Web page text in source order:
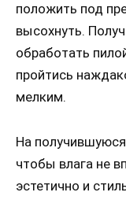
положить под
высохнуть.
обработать
пройтись
мелким.
На
чтобы влага не
эстетично и